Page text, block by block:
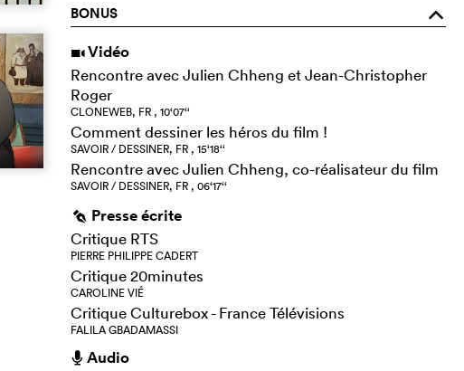
BONUS o
i Vidéo
Rencontre avec Julien Chheng et Jean-Christopher
Roger
CLONEWEB, FR , 10‘07‘‘
Comment dessiner les héros du film !
SAVOIR / DESSINER, FR , 15‘18‘‘
Rencontre avec Julien Chheng, co-réalisateur du film
SAVOIR / DESSINER, FR , 06‘17‘‘
g Presse écrite
Critique RTS
PIERRE PHILIPPE CADERT
Critique 20minutes
CAROLINE VIÉ
Critique Culturebox - France Télévisions
FALILA GBADAMASSI
h Audio